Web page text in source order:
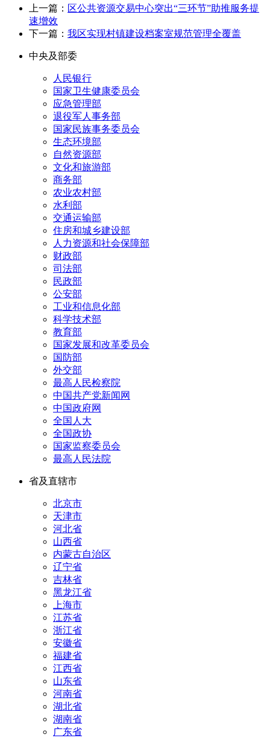
上一篇： 区公共资源交易中心突出“三环节”助推服务提
速增效
下一篇： 我区实现村镇建设档案室规范管理全覆盖
中央及部委
人民银行
国家卫生健康委员会
应急管理部
退役军人事务部
国家民族事务委员会
生态环境部
自然资源部
文化和旅游部
商务部
农业农村部
水利部
交通运输部
住房和城乡建设部
人力资源和社会保障部
财政部
司法部
民政部
公安部
工业和信息化部
科学技术部
教育部
国家发展和改革委员会
国防部
外交部
最高人民检察院
中国共产党新闻网
中国政府网
全国人大
全国政协
国家监察委员会
最高人民法院
省及直辖市
北京市
天津市
河北省
山西省
内蒙古自治区
辽宁省
吉林省
黑龙江省
上海市
江苏省
浙江省
安徽省
福建省
江西省
山东省
河南省
湖北省
湖南省
广东省